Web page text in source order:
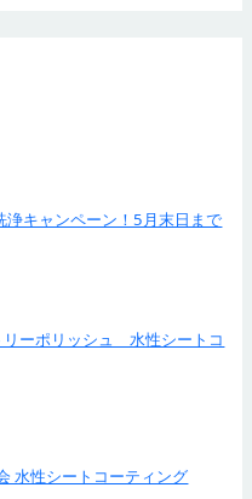
浄キャンペーン！5月末日まで
リーポリッシュ 水性シートコ
水性シートコーティング